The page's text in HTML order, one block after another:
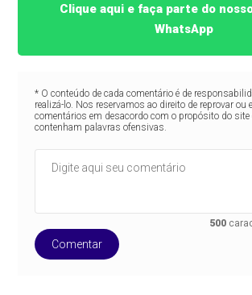
Clique aqui e faça parte do
WhatsApp
* O conteúdo de cada comentário é de
realizá-lo. Nos reservamos ao direito de reprovar ou
comentários em desacordo com o propósito do site
contenham palavras ofensivas.
500
Comentar